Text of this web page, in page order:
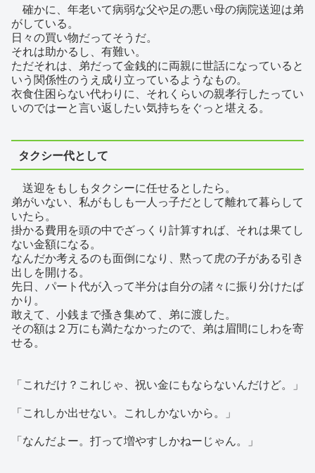
確かに、年老いて病弱な父や足の悪い母の病院送迎は弟
がしている。
日々の買い物だってそうだ。
それは助かるし、有難い。
ただそれは、弟だって金銭的に両親に世話になっていると
いう関係性のうえ成り立っているようなもの。
衣食住困らない代わりに、それくらいの親孝行したってい
いのではーと言い返したい気持ちをぐっと堪える。
タクシー代として
送迎をもしもタクシーに任せるとしたら。
弟がいない、私がもしも一人っ子だとして離れて暮らして
いたら。
掛かる費用を頭の中でざっくり計算すれば、それは果てし
ない金額になる。
なんだか考えるのも面倒になり、黙って虎の子がある引き
出しを開ける。
先日、パート代が入って半分は自分の諸々に振り分けたば
かり。
敢えて、小銭まで搔き集めて、弟に渡した。
その額は２万にも満たなかったので、弟は眉間にしわを寄
せる。
「これだけ？これじゃ、祝い金にもならないんだけど。」
「これしか出せない。これしかないから。」
「なんだよー。打って増やすしかねーじゃん。」